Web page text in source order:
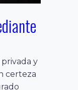
y
certeza